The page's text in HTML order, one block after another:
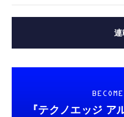
『テクノエッジ ア